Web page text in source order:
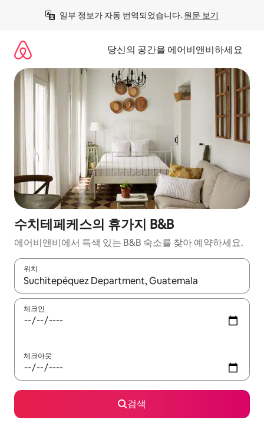
일부 정보가 자동 번역되었습니다. 원문 보기
당신의 공간을 에어비앤비하세요
수치테페케스의 휴가지 B&B
에어비앤비에서 특색 있는 B&B 숙소를 찾아 예약하세요.
위치
결과가 나오면 위·아래 화살표 키를 사용하거나 터치 또는 스와이
체크인
체크아웃
검색